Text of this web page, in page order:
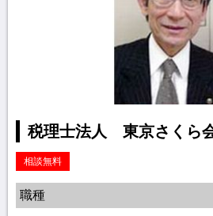
税理士法人 東京さくら
相談無料
職種